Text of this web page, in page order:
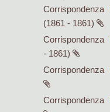
Corrispondenza
(1861 - 1861)
Corrispondenza
- 1861)
Corrispondenza
Corrispondenza